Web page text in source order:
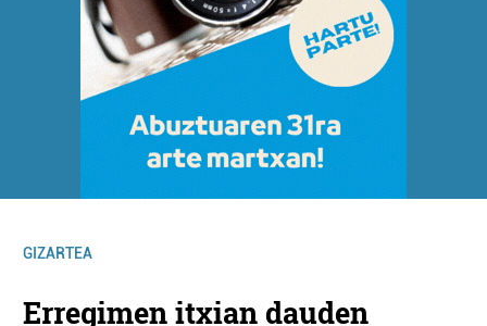
GIZARTEA
Erregimen itxian dauden